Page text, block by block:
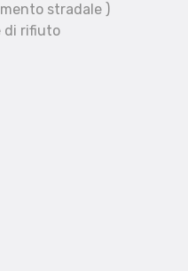
stradale )
di rifiuto